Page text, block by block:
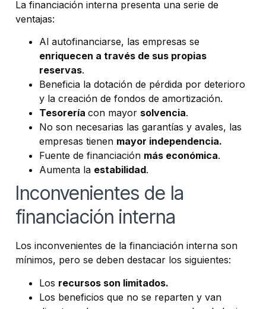
La financiación interna presenta una serie de
ventajas:
Al autofinanciarse, las empresas se
enriquecen a través de sus propias
reservas.
Beneficia la dotación de pérdida por deterioro
y la creación de fondos de amortización.
Tesorería con mayor solvencia.
No son necesarias las garantías y avales, las
empresas tienen mayor independencia.
Fuente de financiación más económica.
Aumenta la estabilidad.
Inconvenientes de la
financiación interna
Los inconvenientes de la financiación interna son
mínimos, pero se deben destacar los siguientes:
Los recursos son limitados.
Los beneficios que no se reparten y van